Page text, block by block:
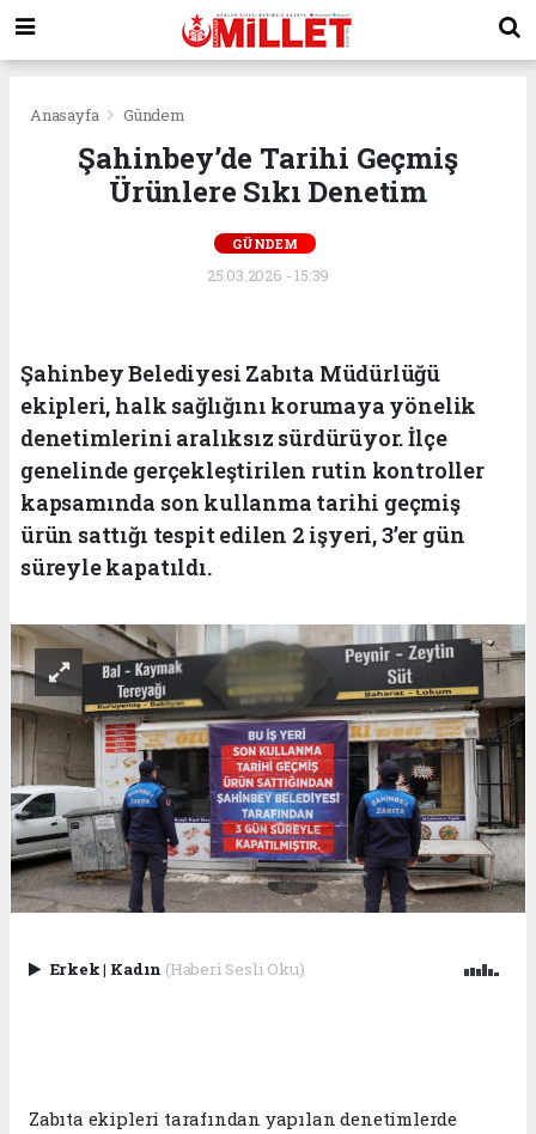
Anasayfa Gündem
Şahinbey’de Tarihi Geçmiş
Ürünlere Sıkı Denetim
GÜNDEM
25.03.2026 - 15:39
Şahinbey Belediyesi Zabıta Müdürlüğü
ekipleri, halk sağlığını korumaya yönelik
denetimlerini aralıksız sürdürüyor. İlçe
genelinde gerçekleştirilen rutin kontroller
kapsamında son kullanma tarihi geçmiş
ürün sattığı tespit edilen 2 işyeri, 3’er gün
süreyle kapatıldı.
Erkek| Kadın (Haberi Sesli Oku)
Zabıta ekipleri tarafından yapılan denetimlerde